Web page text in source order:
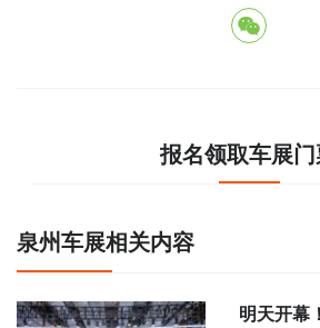
报名领取车展
泉州车展相关内容
明天开幕